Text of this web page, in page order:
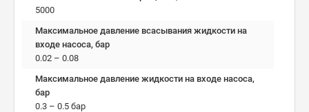
5000
Максимальное давление всасывания жидкости на
входе насоса, бар
0.02 – 0.08
Максимальное давление жидкости на входе насоса,
бар
0.3 – 0.5 бар